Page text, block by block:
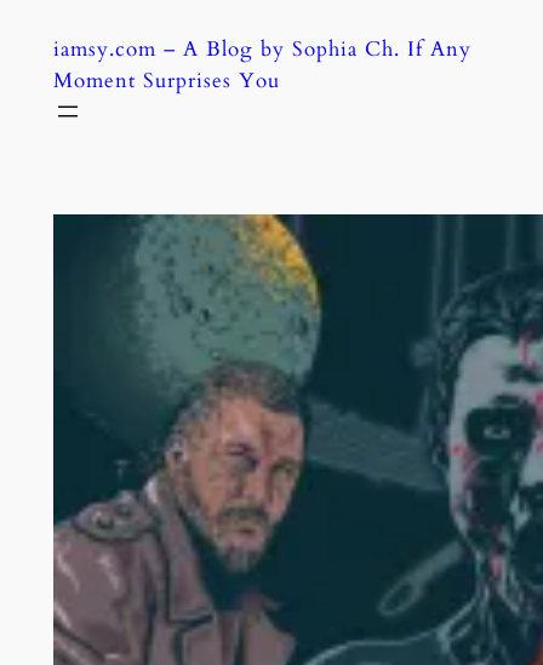
content
iamsy.com – A Blog by Sophia Ch. If Any
Moment Surprises You